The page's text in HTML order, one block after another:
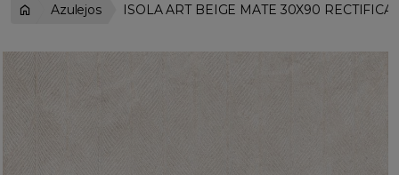
Azulejos ISOLA ART BEIGE MATE 30X90